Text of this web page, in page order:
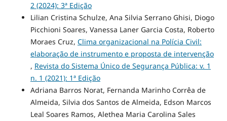
2 (2024): 3ª Edição
Lilian Cristina Schulze, Ana Silvia Serrano Ghisi, Diogo
Picchioni Soares, Vanessa Laner Garcia Costa, Roberto
Moraes Cruz, Clima organizacional na Polícia Civil:
elaboração de instrumento e proposta de intervenção
, Revista do Sistema Único de Segurança Pública: v. 1
n. 1 (2021): 1ª Edição
Adriana Barros Norat, Fernanda Marinho Corrêa de
Almeida, Silvia dos Santos de Almeida, Edson Marcos
Leal Soares Ramos, Alethea Maria Carolina Sales